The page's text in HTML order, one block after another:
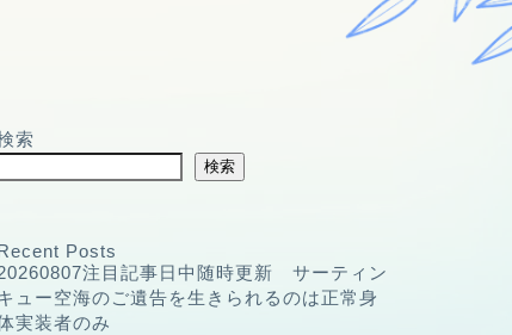
索
検索
Posts
注目記事日中随時更新 サーティン
ュー空海のご遺告を生きられるのは正常身
実装者のみ